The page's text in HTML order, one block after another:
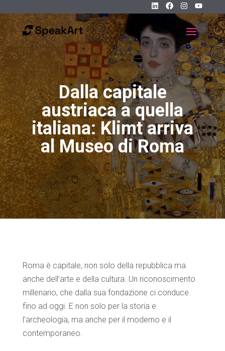
Dalla capitale
austriaca a quella
italiana: Klimt arriva
al Museo di Roma
Roma è capitale, non solo della repubblica ma
anche dell’arte e della cultura. Un riconoscimento
millenario, che dalla sua fondazione ci conduce
fino ad oggi. E non solo per la storia e
l’archeologia, ma anche per il moderno e il
contemporaneo.